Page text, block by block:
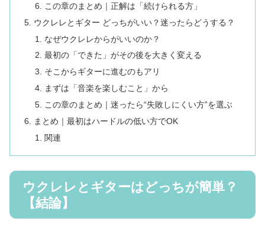
この章のまとめ｜正解は「続けられる方」
ウクレレとギター どっちがいい？迷ったらどうする？
なぜウクレレからがいいのか？
最初の「できた」がその後を大きく変える
そこからギターに進むのもアリ
まずは「音楽を楽しむこと」から
この章のまとめ｜迷ったら“失敗しにくい方”を選ぶ
まとめ｜最初はハードルの低い方でOK
関連
ウクレレとギターはどっちが簡単？
【結論】